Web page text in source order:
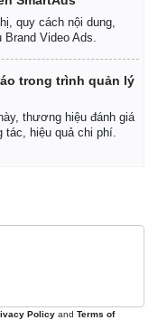
quy cách nội dung,
Video Ads.
trong trình quản lý
thương hiệu đánh giá
hiệu quả chi phí.
Policy and Terms of